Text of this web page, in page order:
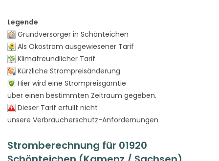
Legende
Grundversorger in Schönteichen
Als Ökostrom ausgewiesener Tarif
Klimafreundlicher Tarif
Kürzliche Strompreisänderung
Hier wird eine Strompreisgarntie
über einen bestimmten Zeitraum gegeben.
Dieser Tarif erfüllt nicht
unsere Verbraucherschutz-Anfordernungen
Stromberechnung für 01920